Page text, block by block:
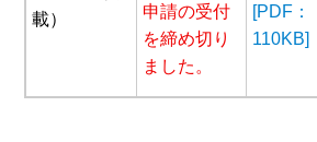
載）
申請の受付
を締め切り
ました。
[PDF：
110KB]